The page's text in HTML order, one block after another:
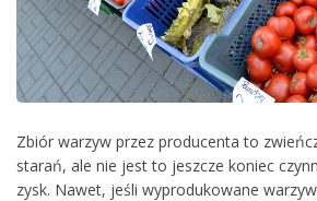
Zbiór warzyw przez producenta to
starań, ale nie jest to jeszcze koniec
zysk. Nawet, jeśli wyprodukowane